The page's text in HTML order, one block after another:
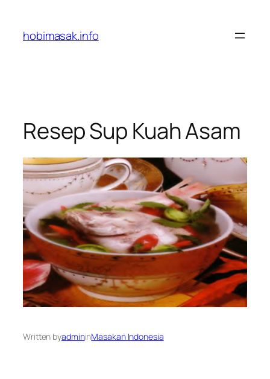
content
hobimasak.info
Resep Sup Kuah Asam
Written byadmininMasakan Indonesia